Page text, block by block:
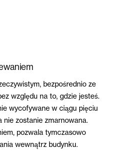
bezpośrednio ze
względu na to, gdzie jesteś.
wycofywane w ciągu pięciu
nie zostanie zmarnowana.
pozwala tymczasowo
wewnątrz budynku.